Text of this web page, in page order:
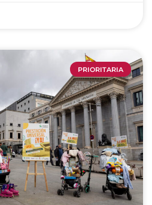
PRIORITARIA